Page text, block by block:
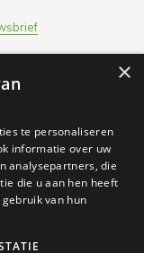
×
te personaliseren
informatie over uw
analysepartners, die
die u aan hen heeft
van hun